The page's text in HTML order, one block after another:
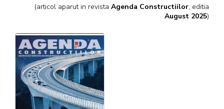
(articol aparut in revista Agenda Constructiilor, editia
August 2025)